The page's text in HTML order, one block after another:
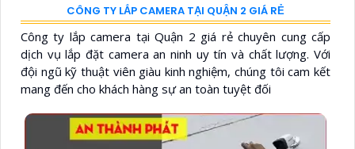
CÔNG TY LẮP CAMERA TẠI QUẬN 2 GIÁ RẺ
Công ty lắp camera tại Quận 2 giá rẻ chuyên cung cấp
dịch vụ lắp đặt camera an ninh uy tín và chất lượng. Với
đội ngũ kỹ thuật viên giàu kinh nghiệm, chúng tôi cam kết
mang đến cho khách hàng sự an toàn tuyệt đối